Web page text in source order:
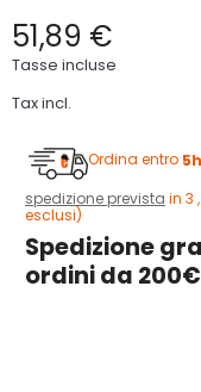
51,89 €
Tasse incluse
Tax incl.
Ordina entro
spedizione prevista in 3
esclusi)
Spedizione
ordini da 200€